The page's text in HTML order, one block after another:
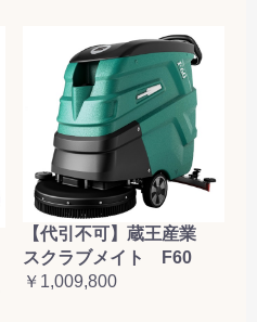
【代引不可】蔵王産業
スクラブメイト F60
￥1,009,800